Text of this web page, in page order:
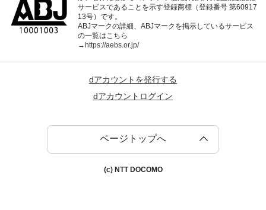
サービスであることを示す登録商標（登録番号 第60917
13号）です。
ABJマークの詳細、ABJマークを掲示しているサービス
の一覧はこちら
→https://aebs.or.jp/
dアカウントを発行する
dアカウントログイン
ページトップへ
(c) NTT DOCOMO